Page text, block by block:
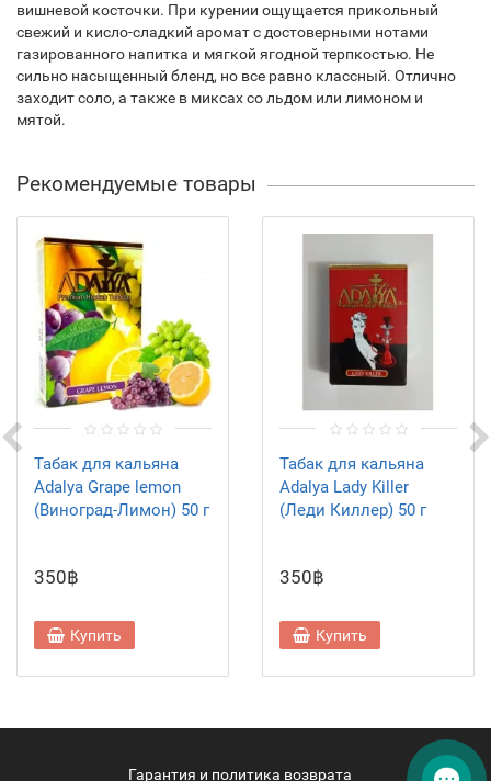
вишневой косточки. При курении ощущается прикольный
свежий и кисло-сладкий аромат с достоверными нотами
газированного напитка и мягкой ягодной терпкостью. Не
сильно насыщенный бленд, но все равно классный. Отлично
заходит соло, а также в миксах со льдом или лимоном и
мятой.
Рекомендуемые товары
Табак для кальяна
Adalya Grape lemon
(Виноград-Лимон) 50 г
350฿
Купить
Табак для кальяна
Adalya Lady Killer
(Леди Киллер) 50 г
350฿
Купить
Гарантия и политика возврата